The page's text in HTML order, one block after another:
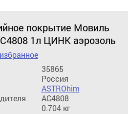
покрытие Мовиль
1л ЦИНК аэрозоль
35865
Россия
ASTROhim
AC4808
0.704 кг